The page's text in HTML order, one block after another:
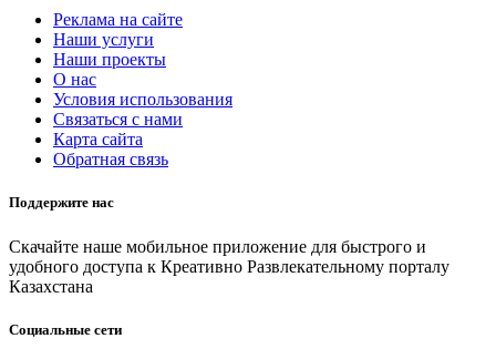
Реклама на сайте
Наши услуги
Наши проекты
О нас
Условия использования
Связаться с нами
Карта сайта
Обратная связь
Поддержите нас
Скачайте наше мобильное приложение для быстрого и
удобного доступа к Креативно Развлекательному порталу
Казахстана
Социальные сети